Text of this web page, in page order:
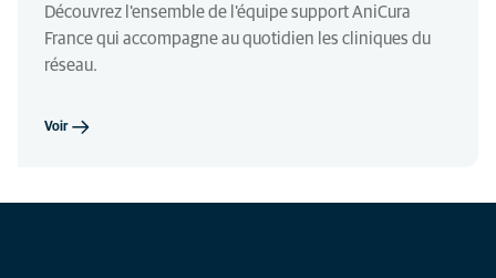
Découvrez l'ensemble de l'équipe support AniCura
France qui accompagne au quotidien les cliniques du
réseau.
Voir